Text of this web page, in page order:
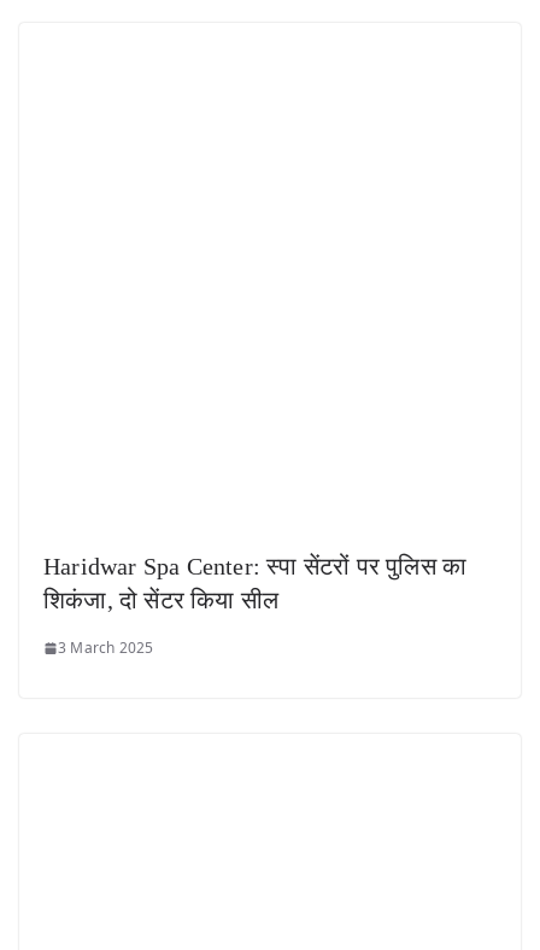
Haridwar Spa Center: स्पा सेंटरों पर पुलिस का
शिकंजा, दो सेंटर किया सील
3 March 2025